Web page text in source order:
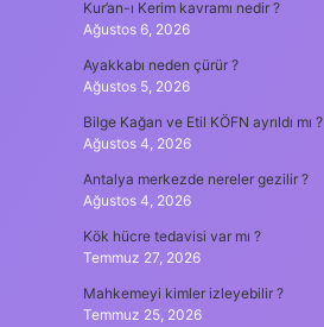
Kur’an-ı Kerim kavramı nedir ?
Ağustos 6, 2026
Ayakkabı neden çürür ?
Ağustos 5, 2026
Bilge Kağan ve Etil KÖFN ayrıldı mı ?
Ağustos 4, 2026
Antalya merkezde nereler gezilir ?
Ağustos 4, 2026
Kök hücre tedavisi var mı ?
Temmuz 27, 2026
Mahkemeyi kimler izleyebilir ?
Temmuz 25, 2026